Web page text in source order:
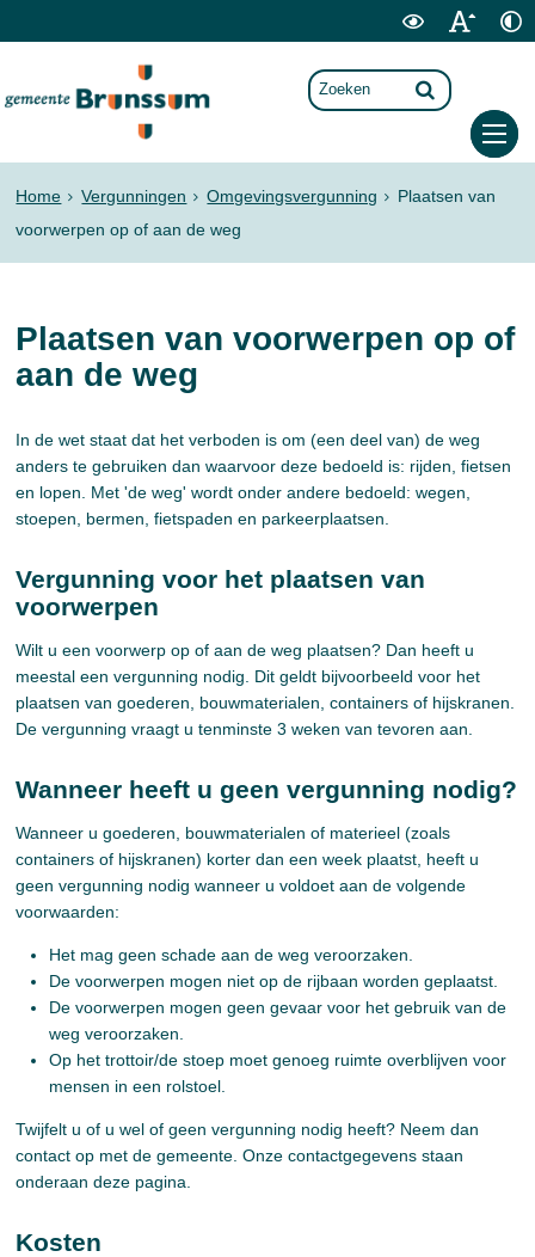
Home Vergunningen Omgevingsvergunning
Plaatsen van
voorwerpen op of aan de weg
Plaatsen van voorwerpen op of
aan de weg
In de wet staat dat het verboden is om (een deel van) de weg
anders te gebruiken dan waarvoor deze bedoeld is: rijden, fietsen
en lopen. Met 'de weg' wordt onder andere bedoeld: wegen,
stoepen, bermen, fietspaden en parkeerplaatsen.
Vergunning voor het plaatsen van
voorwerpen
Wilt u een voorwerp op of aan de weg plaatsen? Dan heeft u
meestal een vergunning nodig. Dit geldt bijvoorbeeld voor het
plaatsen van goederen, bouwmaterialen, containers of hijskranen.
De vergunning vraagt u tenminste 3 weken van tevoren aan.
Wanneer heeft u geen vergunning nodig?
Wanneer u goederen, bouwmaterialen of materieel (zoals
containers of hijskranen) korter dan een week plaatst, heeft u
geen vergunning nodig wanneer u voldoet aan de volgende
voorwaarden:
Het mag geen schade aan de weg veroorzaken.
De voorwerpen mogen niet op de rijbaan worden geplaatst.
De voorwerpen mogen geen gevaar voor het gebruik van de
weg veroorzaken.
Op het trottoir/de stoep moet genoeg ruimte overblijven voor
mensen in een rolstoel.
Twijfelt u of u wel of geen vergunning nodig heeft? Neem dan
contact op met de gemeente. Onze contactgegevens staan
onderaan deze pagina.
Kosten